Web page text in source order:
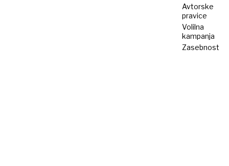
Avtorske
pravice
Volilna
kampanja
Zasebnost